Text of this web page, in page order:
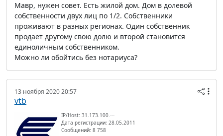
Мавр, нужен совет. Есть жилой дом. Дом в долевой
собственности двух лиц по 1/2. Собственники
проживают в разных регионах. Один собственник
продает другому свою долю и второй становится
единоличным собственником.
Можно ли обойтись без нотариуса?
13 ноября 2020 20:57
vtb
IP/Host: 31.173.100.---
Дата регистрации: 28.05.2011
Сообщений: 8 758